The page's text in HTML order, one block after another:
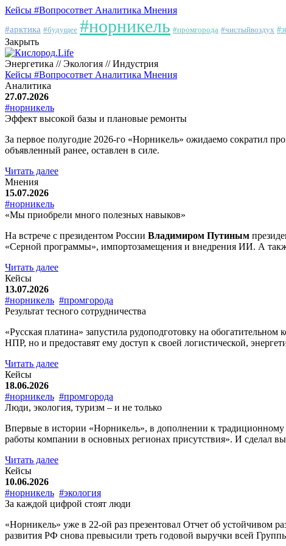
Кейсы #Вопросответ Аналитика Мнения
#арктика #будущее #норникель #промгорода #чистыйвоздух
Закрыть
Энергетика // Экология // Индустрия
Кейсы #Вопросответ Аналитика Мнения
Аналитика
27.07.2026
#норникель
Эффект высокой базы и плановые ремонты
За первое полугодие 2026-го «Норникель» ожидаемо сократил
объявленный ранее, оставлен в силе.
Читать далее
Мнения
15.07.2026
#норникель
«Мы приобрели много полезных навыков»
На встрече с президентом России Владимиром Путиным
«Серной программы», импортозамещения и внедрения ИИ. А
Читать далее
Кейсы
13.07.2026
#норникель #промгорода
Результат тесного сотрудничества
«Русская платина» запустила рудоподготовку на
НПР, но и предоставят ему доступ к своей логистической,
Читать далее
Кейсы
18.06.2026
#норникель #промгорода
Люди, экология, туризм – и не только
Впервые в истории «Норникель», в дополнении к
работы компании в основных регионах присутствия». И сделал
Читать далее
Кейсы
10.06.2026
#норникель #экология
За каждой цифрой стоят люди
«Норникель» уже в 22-ой раз презентовал Отчет об
развития РФ снова превысили треть годовой выручки всей